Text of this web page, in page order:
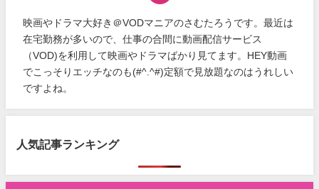
映画やドラマ大好き＠VODマニアのさむたろうです。最近は
在宅勤務が多いので、仕事の合間に動画配信サービス
（VOD)を利用して映画やドラマばかり見てます。HEY動画
でこっそりエッチなのも(#^.^#)定額で見放題なのはうれしい
ですよね。
人気記事ランキング